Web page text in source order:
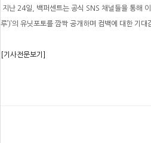
지난 24일, 백퍼센트는 공식 SNS 채널들을 통해
루’)’의 유닛포토를 깜짝 공개하며 컴백에 대한 기대
[기사전문보기]